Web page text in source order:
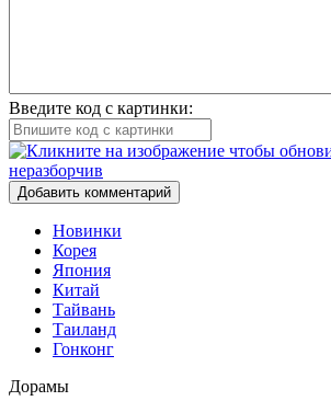
Введите код с картинки:
Добавить комментарий
Новинки
Корея
Япония
Китай
Тайвань
Таиланд
Гонконг
Дорамы